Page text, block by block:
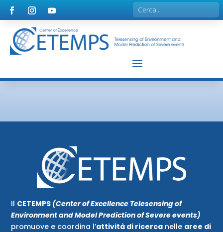
Il CETEMPS (Center of Excellence Telesensing of
Environment and Model Prediction of Severe events)
promuove e coordina l’attività di ricerca nelle aree di